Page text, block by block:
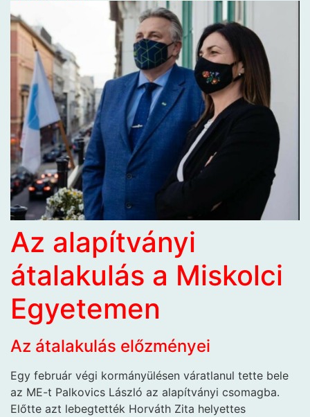
Az alapítványi
átalakulás a Miskolci
Egyetemen
Az átalakulás előzményei
Egy február végi kormányülésen váratlanul tette bele
az ME-t Palkovics László az alapítványi csomagba.
Előtte azt lebegtették Horváth Zita helyettes